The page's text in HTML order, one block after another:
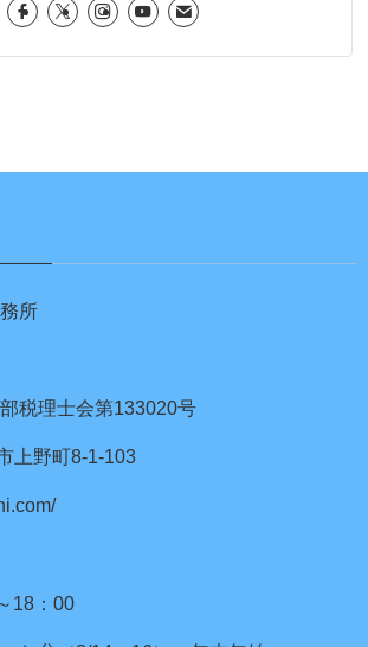
所
税理士会第133020号
上野町8-1-103
18：00